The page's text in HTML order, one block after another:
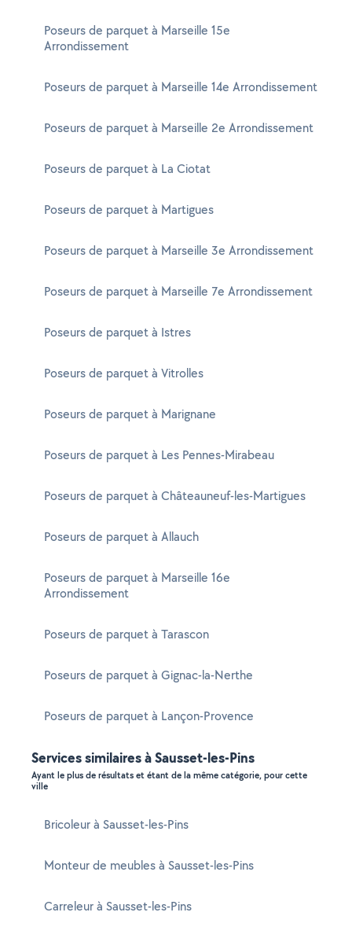
Poseurs de parquet à Marseille 15e
Arrondissement
Poseurs de parquet à Marseille 14e Arrondissement
Poseurs de parquet à Marseille 2e Arrondissement
Poseurs de parquet à La Ciotat
Poseurs de parquet à Martigues
Poseurs de parquet à Marseille 3e Arrondissement
Poseurs de parquet à Marseille 7e Arrondissement
Poseurs de parquet à Istres
Poseurs de parquet à Vitrolles
Poseurs de parquet à Marignane
Poseurs de parquet à Les Pennes-Mirabeau
Poseurs de parquet à Châteauneuf-les-Martigues
Poseurs de parquet à Allauch
Poseurs de parquet à Marseille 16e
Arrondissement
Poseurs de parquet à Tarascon
Poseurs de parquet à Gignac-la-Nerthe
Poseurs de parquet à Lançon-Provence
Services similaires à Sausset-les-Pins
Ayant le plus de résultats et étant de la même catégorie, pour cette
ville
Bricoleur à Sausset-les-Pins
Monteur de meubles à Sausset-les-Pins
Carreleur à Sausset-les-Pins